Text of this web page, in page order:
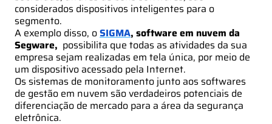
considerados dispositivos inteligentes para o
segmento.
A exemplo disso, oSIGMA, software em nuvem da
Segware, possibilita que todas as atividades da sua
empresa sejam realizadas em tela única, por meio de
um dispositivo acessado pela Internet.
Os sistemas de monitoramento junto aos softwares
de gestão em nuvem são verdadeiros potenciais de
diferenciação de mercado para a área da segurança
eletrônica.